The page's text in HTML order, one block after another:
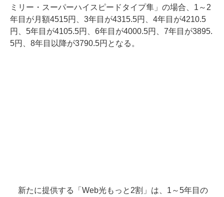
ミリー・スーパーハイスピードタイプ隼」の場合、1～2
年目が月額4515円、3年目が4315.5円、4年目が4210.5
円、5年目が4105.5円、6年目が4000.5円、7年目が3895.
5円、8年目以降が3790.5円となる。
新たに提供する「Web光もっと2割」は、1～5年目の